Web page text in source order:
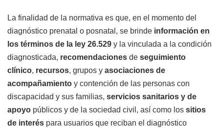
La finalidad de la normativa es que, en el momento del
diagnóstico prenatal o posnatal, se brinde información en
los términos de la ley 26.529 y la vinculada a la condición
diagnosticada, recomendaciones de seguimiento
clínico, recursos, grupos y asociaciones de
acompañamiento y contención de las personas con
discapacidad y sus familias, servicios sanitarios y de
apoyo públicos y de la sociedad civil, así como los sitios
de interés para usuarios que reciban el diagnóstico